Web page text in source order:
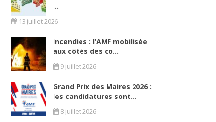
...
13 juillet 2026
Incendies : l’AMF mobilisée
aux côtés des co...
9 juillet 2026
Grand Prix des Maires 2026 :
les candidatures sont...
8 juillet 2026